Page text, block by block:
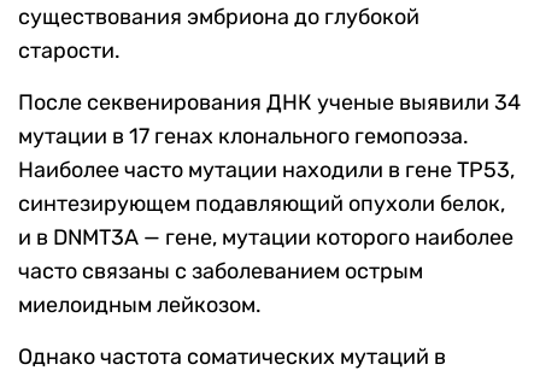
существования эмбриона до глубокой
старости.
После секвенирования ДНК ученые выявили 34
мутации в 17 генах клонального гемопоэза.
Наиболее часто мутации находили в гене TP53,
синтезирующем подавляющий опухоли белок,
и в DNMT3A — гене, мутации которого наиболее
часто связаны с заболеванием острым
миелоидным лейкозом.
Однако частота соматических мутаций в